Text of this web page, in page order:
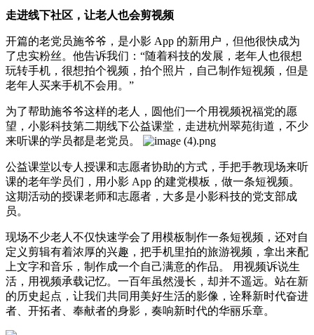
走进线下社区，让老人也会剪视频
开篇的老党员施爷爷，是小影 App 的新用户，但他很快成为
了忠实粉丝。他告诉我们：“随着科技的发展，老年人也很想
玩转手机，很想拍个视频，拍个照片，自己制作短视频，但是
老年人买来手机不会用。”
为了帮助施爷爷这样的老人，圆他们一个用视频祝福党的愿
望，小影科技第二期线下公益课堂，走进杭州翠苑街道，不少
来听课的学员都是老党员。
公益课堂以专人授课和志愿者协助的方式，手把手教现场来听
课的老年学员们，用小影 App 的建党模板，做一条短视频。
这期活动的授课老师和志愿者，大多是小影科技的党支部成
员。
现场不少老人不仅快速学会了用模板制作一条短视频，还对自
定义剪辑有着浓厚的兴趣，把手机里拍的旅游视频，拿出来配
上文字和音乐，制作成一个自己满意的作品。 用视频诉说生
活，用视频承载记忆。一百年虽然漫长，却并不遥远。站在新
的历史起点，让我们共同用美好生活的影像，诠释新时代奋进
者、开拓者、奉献者的身影，奏响新时代的华丽乐章。